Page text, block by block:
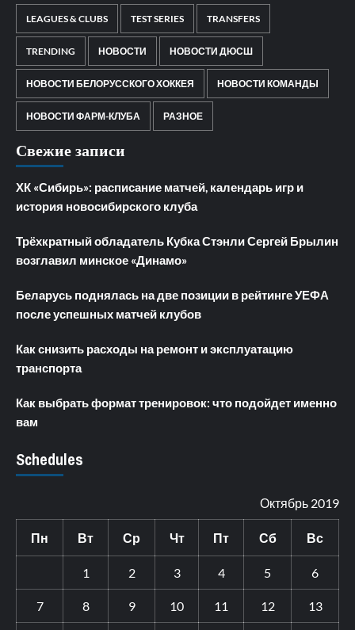
LEAGUES & CLUBS TEST SERIES TRANSFERS
TRENDING НОВОСТИ НОВОСТИ ДЮСШ
НОВОСТИ БЕЛОРУССКОГО ХОККЕЯ НОВОСТИ КОМАНДЫ
НОВОСТИ ФАРМ-КЛУБА РАЗНОЕ
Свежие записи
ХК «Сибирь»: расписание матчей, календарь игр и
история новосибирского клуба
Трёхкратный обладатель Кубка Стэнли Сергей Брылин
возглавил минское «Динамо»
Беларусь поднялась на две позиции в рейтинге УЕФА
после успешных матчей клубов
Как снизить расходы на ремонт и эксплуатацию
транспорта
Как выбрать формат тренировок: что подойдет именно
вам
Schedules
Октябрь 2019
Пн Вт Ср Чт Пт Сб Вс
1 2 3 4 5 6
7 8 9 10 11 12 13